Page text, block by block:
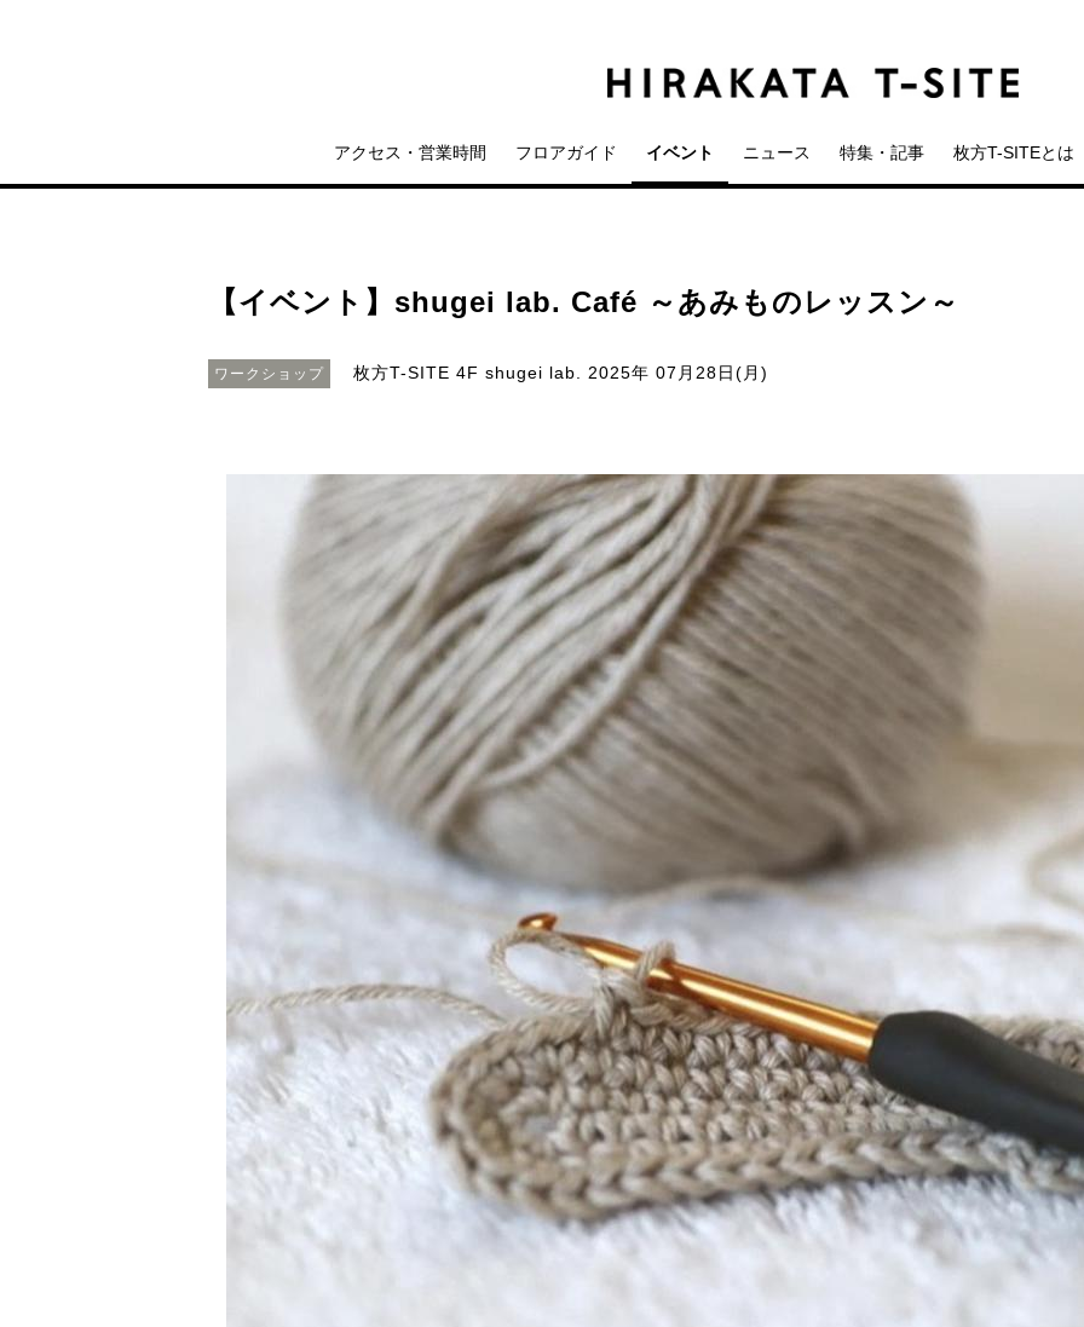
アクセス・営業時間 フロアガイド イベント ニュース 特集・記事 枚方T-SITEとは
【イベント】shugei lab. Café ～あみものレッスン～
ワークショップ 枚方T-SITE 4F shugei lab. 2025年 07月28日(月)